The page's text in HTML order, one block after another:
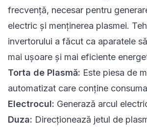
frecvență, necesar pentru
electric și menținerea plasmei.
invertorului a făcut ca aparatele
mai ușoare și mai eficiente
Torta de Plasmă: Este piesa de
automatizat care conține
Electrocul: Generază arcul
Duza: Direcționează jetul de